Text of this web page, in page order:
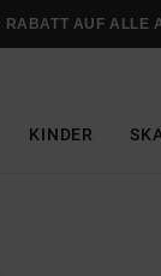
RABATT AUF ALLE
KINDER